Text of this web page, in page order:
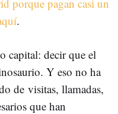
porque pagan casi un
.
capital: decir que el
Y eso no ha
de visitas, llamadas,
que han